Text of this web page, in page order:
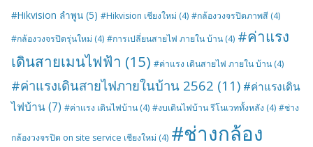
#Hikvision ลำพูน (5) #Hikvision เชียงใหม่ (4) #กล้องวงจรปิดภาพสี (4)
#กล้องวงจรปิดรุ่นใหม่ (4) #การเปลี่ยนสายไฟ ภายใน บ้าน (4) #ค่าแรง
เดินสายเมนไฟฟ้า (15) #ค่าแรง เดินสายไฟ ภายใน บ้าน (4)
#ค่าแรงเดินสายไฟภายในบ้าน 2562 (11) #ค่าแรงเดิน
ไฟบ้าน(7) #ค่าแรง เดินไฟบ้าน (4) #งบเดินไฟบ้าน รีโนเวททั้งหลัง (4) #ช่าง
กล้องวงจรปิด on site service เชียงใหม่ (4) #ช่างกล้อง